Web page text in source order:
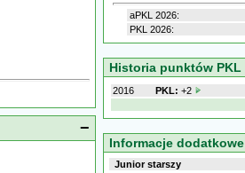
−
aPKL 2026:
PKL 2026:
Historia punktów PKL
2016 PKL: +2
Informacje dodatkowe
Junior starszy